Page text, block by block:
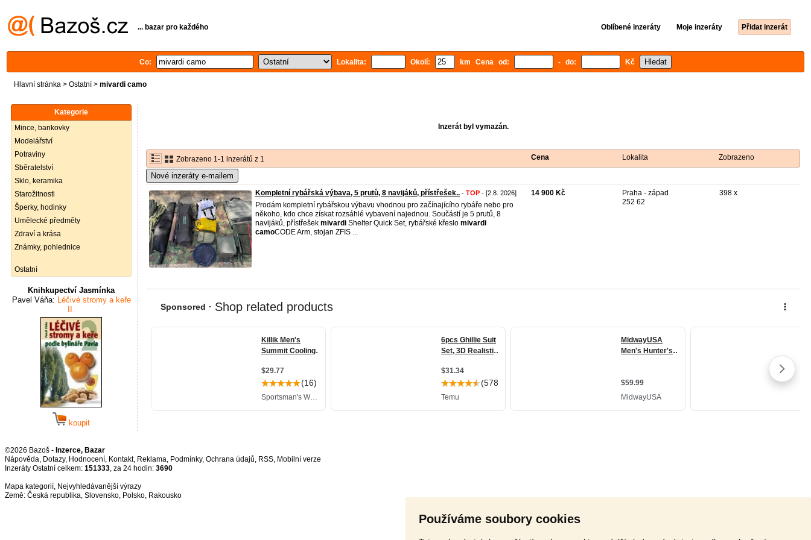
Používáme soubory cookies
... bazar pro každého Oblíbené inzeráty Moje inzeráty Přidat inzerát
Co: Lokalita: Okolí: km Cena od: - do: Kč
Hlavní stránka > Ostatní > mivardi camo
Kategorie
Mince, bankovky
Modelářství
Potraviny
Sběratelství
Sklo, keramika
Starožitnosti
Šperky, hodinky
Umělecké předměty
Zdraví a krása
Známky, pohlednice
Ostatní
Knihkupectví Jasmínka
Pavel Váňa: Léčivé stromy a keře
II.
koupit
Inzerát byl vymazán.
Zobrazeno 1-1 inzerátů z 1 Cena Lokalita Zobrazeno
Nové inzeráty e-mailem
Kompletní rybářská výbava, 5 prutů, 8 navijáků, přístřešek.. - TOP - [2.8. 2026]
Prodám kompletní rybářskou výbavu vhodnou pro začínajícího rybáře nebo pro
někoho, kdo chce získat rozsáhlé vybavení najednou. Součástí je 5 prutů, 8
navijáků, přístřešek mivardi Shelter Quick Set, rybářské křeslo mivardi
camoCODE Arm, stojan ZFIS ...
14 900 Kč
Praha - západ
252 62
398 x
©2026 Bazoš - Inzerce, Bazar
Nápověda, Dotazy, Hodnocení, Kontakt, Reklama, Podmínky, Ochrana údajů, RSS,
Inzeráty Ostatní celkem: 151333, za 24 hodin: 3690
Mapa kategorií, Nejvyhledávanější výrazy
Země: Česká republika, Slovensko, Polsko, Rakousko